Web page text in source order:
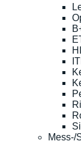
Mess-/